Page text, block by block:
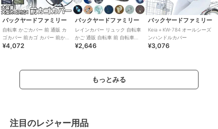
バックヤードファミリー
自転車 かごカバー 前 通販 カ
ゴカバー 前カゴ カバー 前かご
カバー 大きめ ワイド 容量アッ
¥4,072
バックヤードファミリー
レインカバー リュック 自転車
かご 通販 自転車 前 自転車カ
ゴカバー おしゃれ 雨よけカバ
¥2,646
バックヤードファミリー
Keia＋KW-784 オールシーズ
ンハンドルカバー
¥3,076
もっとみる
注目のレジャー用品